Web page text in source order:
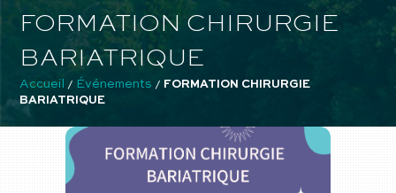
FORMATION CHIRURGIE
BARIATRIQUE
Accueil / Événements / FORMATION CHIRURGIE
BARIATRIQUE